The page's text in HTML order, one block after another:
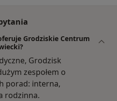
Grodziskie Centrum
Grodzisk
zespołem o
porad: interna,
rodzinna.